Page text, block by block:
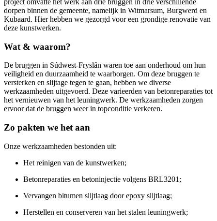
dorpen binnen de gemeente, namelijk in Witmarsum, Burgwerd en
Kubaard. Hier hebben we gezorgd voor een grondige renovatie van
deze kunstwerken.
Wat & waarom?
De bruggen in Súdwest-Fryslân waren toe aan onderhoud om hun
veiligheid en duurzaamheid te waarborgen. Om deze bruggen te
versterken en slijtage tegen te gaan, hebben we diverse
werkzaamheden uitgevoerd. Deze varieerden van betonreparaties tot
het vernieuwen van het leuningwerk. De werkzaamheden zorgen
ervoor dat de bruggen weer in topconditie verkeren.
Zo pakten we het aan
Onze werkzaamheden bestonden uit:
Het reinigen van de kunstwerken;
Betonreparaties en betoninjectie volgens BRL3201;
Vervangen bitumen slijtlaag door epoxy slijtlaag;
Herstellen en conserveren van het stalen leuningwerk;